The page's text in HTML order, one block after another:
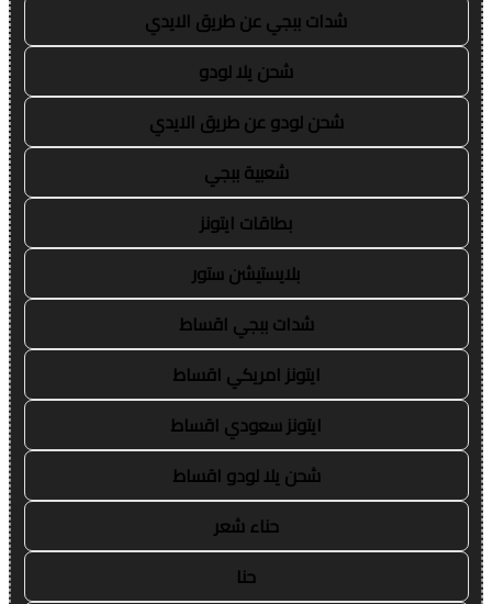
شدات ببجي عن طريق الايدي
شحن يلا لودو
شحن لودو عن طريق الايدي
شعبية ببجي
بطاقات ايتونز
بلايستيشن ستور
شدات ببجي اقساط
ايتونز امريكي اقساط
ايتونز سعودي اقساط
شحن يلا لودو اقساط
حناء شعر
حنا